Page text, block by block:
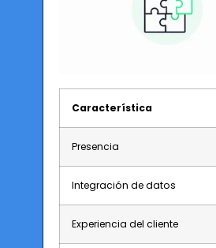
Característica
Presencia
Integración de datos
Experiencia del cliente